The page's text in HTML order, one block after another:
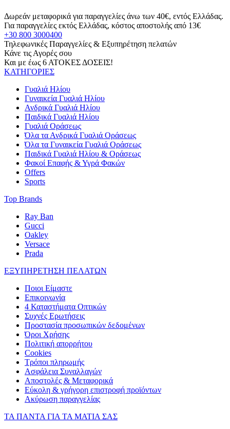
Δωρεάν μεταφορικά για παραγγελίες άνω των 40€, εντός Ελλάδας.
Για παραγγελίες εκτός Ελλάδας, κόστος αποστολής από 13€
+30 800 3000400
Τηλεφωνικές Παραγγελίες & Εξυπηρέτηση πελατών
Κάνε τις Αγορές σου
Και με έως 6 ΑΤΟΚΕΣ ΔΟΣΕΙΣ!
ΚΑΤΗΓΟΡΙΕΣ
Γυαλιά Ηλίου
Γυναικεία Γυαλιά Ηλίου
Ανδρικά Γυαλιά Ηλίου
Παιδικά Γυαλιά Ηλίου
Γυαλιά Οράσεως
Όλα τα Ανδρικά Γυαλιά Οράσεως
Όλα τα Γυναικεία Γυαλιά Οράσεως
Παιδικά Γυαλιά Ηλίου & Οράσεως
Φακοί Επαφής & Υγρά Φακών
Offers
Sports
Top Brands
Ray Ban
Gucci
Oakley
Versace
Prada
ΕΞΥΠΗΡΕΤΗΣΗ ΠΕΛΑΤΩΝ
Ποιοι Είμαστε
Επικοινωνία
4 Καταστήματα Οπτικών
Συχνές Ερωτήσεις
Προστασία προσωπικών δεδομένων
Όροι Χρήσης
Πολιτική απορρήτου
Cookies
Τρόποι πληρωμής
Ασφάλεια Συναλλαγών
Αποστολές & Μεταφορικά
Εύκολη & γρήγορη επιστροφή προϊόντων
Ακύρωση παραγγελίας
ΤΑ ΠΑΝΤΑ ΓΙΑ ΤΑ ΜΑΤΙΑ ΣΑΣ